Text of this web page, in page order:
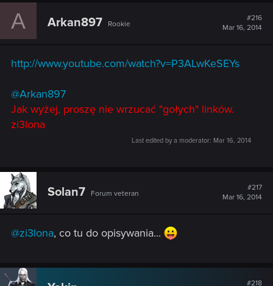
c
:
A Arkan897 Rookie
#216
Mar 16, 2014
http://www.youtube.com/watch?v=P3ALwKeSEYs
@Arkan897
Jak wyżej, proszę nie wrzucać "gołych" linków.
zi3lona
Last edited by a moderator: Mar 16, 2014
Solan7 Forum veteran
#217
Mar 16, 2014
@zi3lona, co tu do opisywania...
#218